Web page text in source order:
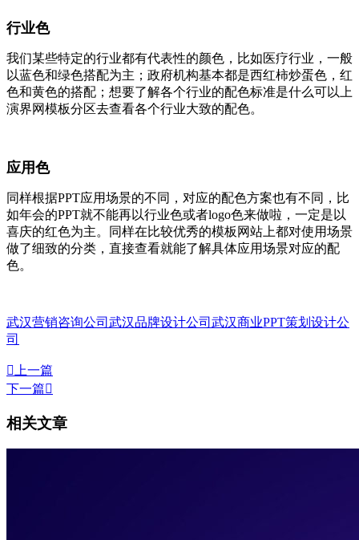
行业色
我们某些特定的行业都有代表性的颜色，比如医疗行业，一般
以蓝色和绿色搭配为主；政府机构基本都是西红柿炒蛋色，红
色和黄色的搭配；想要了解各个行业的配色标准是什么可以上
演界网模板分区去查看各个行业大致的配色。
应用色
同样根据PPT应用场景的不同，对应的配色方案也有不同，比
如年会的PPT就不能再以行业色或者logo色来做啦，一定是以
喜庆的红色为主。同样在比较优秀的模板网站上都对使用场景
做了细致的分类，直接查看就能了解具体应用场景对应的配
色。
武汉营销咨询公司 武汉品牌设计公司 武汉商业PPT策划设计公
司
 上一篇
下一篇
相关文章